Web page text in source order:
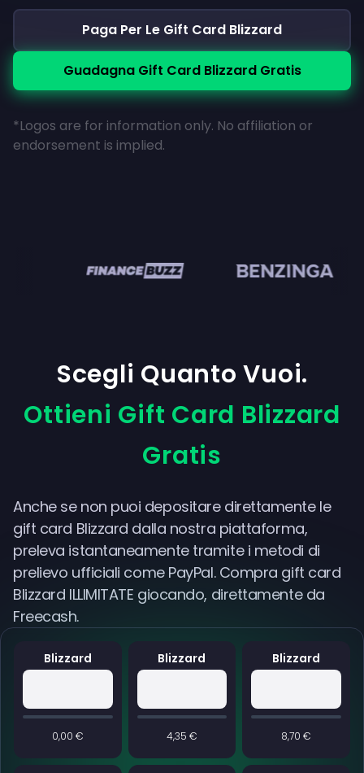
Paga Per Le Gift Card Blizzard
Guadagna Gift Card Blizzard Gratis
*Logos are for information only. No affiliation or
endorsement is implied.
Blizzard
0,00 €
Blizzard
4,35 €
Blizzard
8,70 €
Scegli Quanto Vuoi.
Ottieni Gift Card Blizzard
Gratis
Anche se non puoi depositare direttamente le
gift card Blizzard dalla nostra piattaforma,
preleva istantaneamente tramite i metodi di
prelievo ufficiali come PayPal. Compra gift card
Blizzard ILLIMITATE giocando, direttamente da
Freecash.